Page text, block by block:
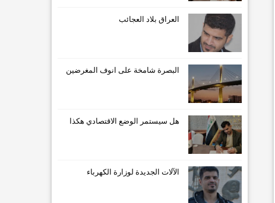
العراق بلاد العجائب
البصرة شامخة على انوف المغرضين
هل سيستمر الوضع الاقتصادي هكذا
الآلات الجديدة لوزارة الكهرباء